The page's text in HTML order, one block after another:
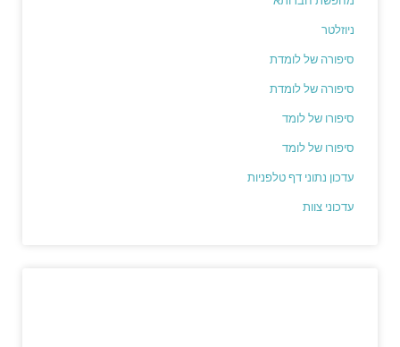
ניוזלטר
סיפורה של לומדת
סיפורה של לומדת
סיפורו של לומד
סיפורו של לומד
עדכון נתוני דף טלפניות
עדכוני צוות